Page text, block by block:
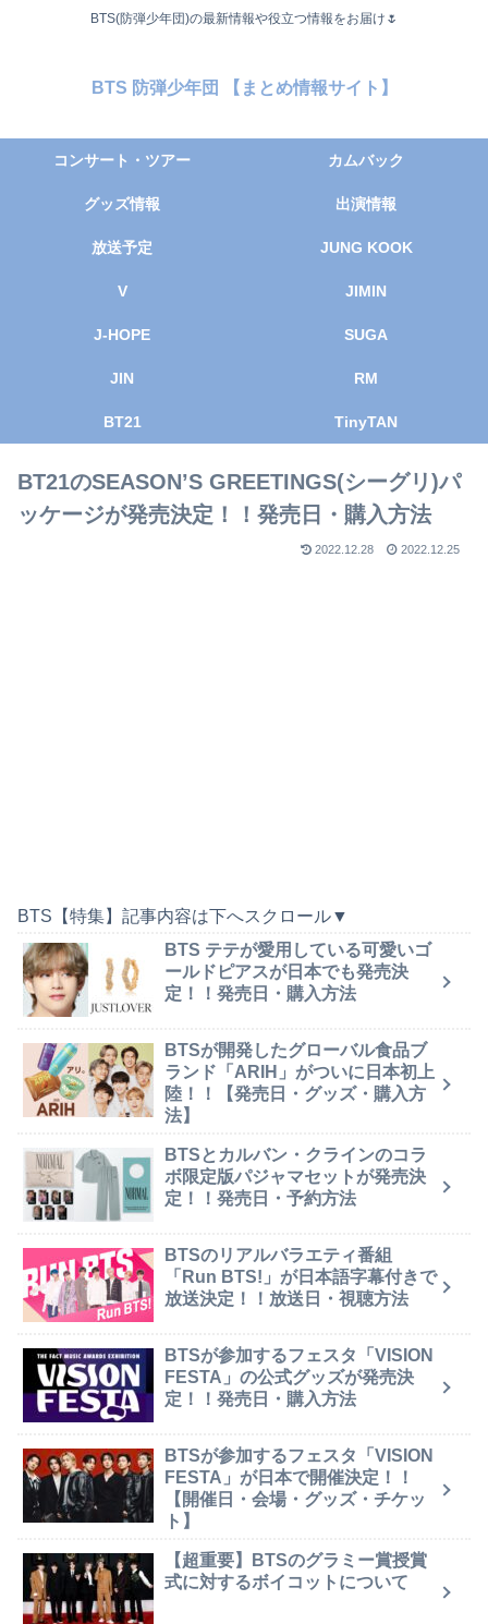
BTS(防弾少年団)の最新情報や役立つ情報をお届け🌷
BTS 防弾少年団 【まとめ情報サイト】
コンサート・ツアー カムバック
グッズ情報 出演情報
放送予定 JUNG KOOK
V JIMIN
J-HOPE SUGA
JIN RM
BT21 TinyTAN
BT21のSEASON’S GREETINGS(シーグリ)パ
ッケージが発売決定！！発売日・購入方法
2022.12.28 2022.12.25
BTS【特集】記事内容は下へスクロール▼
BTS テテが愛用している可愛いゴ
ールドピアスが日本でも発売決
定！！発売日・購入方法
BTSが開発したグローバル食品ブ
ランド「ARIH」がついに日本初上
陸！！【発売日・グッズ・購入方
法】
BTSとカルバン・クラインのコラ
ボ限定版パジャマセットが発売決
定！！発売日・予約方法
BTSのリアルバラエティ番組
「Run BTS!」が日本語字幕付きで
放送決定！！放送日・視聴方法
BTSが参加するフェスタ「VISION
FESTA」の公式グッズが発売決
定！！発売日・購入方法
BTSが参加するフェスタ「VISION
FESTA」が日本で開催決定！！
【開催日・会場・グッズ・チケッ
ト】
【超重要】BTSのグラミー賞授賞
式に対するボイコットについて